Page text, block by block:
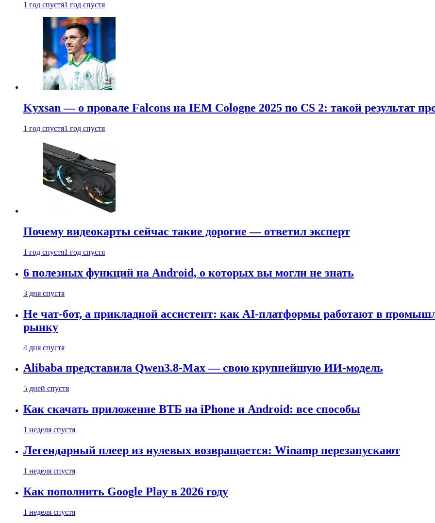
1 год спустя1 год спустя
Kyxsan — о провале Falcons на IEM Cologne 2025 по CS 2: такой результат
1 год спустя1 год спустя
Почему видеокарты сейчас такие дорогие — ответил эксперт
1 год спустя1 год спустя
6 полезных функций на Android, о которых вы могли не знать
3 дня спустя
Не чат-бот, а прикладной ассистент: как AI-платформы работают в
рынку
4 дня спустя
Alibaba представила Qwen3.8-Max — свою крупнейшую ИИ-модель
5 дней спустя
Как скачать приложение ВТБ на iPhone и Android: все способы
1 неделя спустя
Легендарный плеер из нулевых возвращается: Winamp перезапускают
1 неделя спустя
Как пополнить Google Play в 2026 году
1 неделя спустя